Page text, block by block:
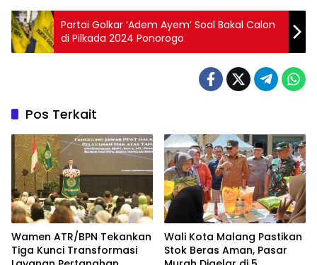
Partai Golkar ‘Adem Ayem’ Soal Bakal Calon
di Pilkada 2024 Ponorogo
Pos Terkait
Wamen ATR/BPN Tekankan
Tiga Kunci Transformasi
Wali Kota Malang Pastikan
Stok Beras Aman, Pasar